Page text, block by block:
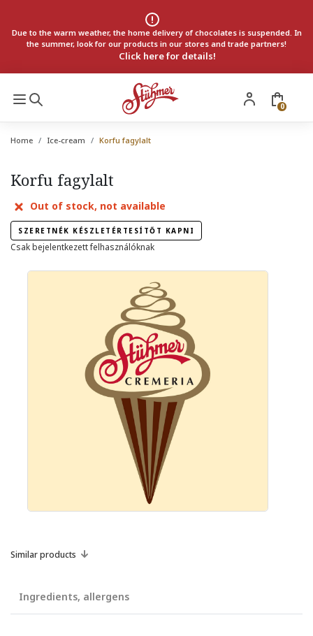
Due to the warm weather, the home delivery of chocolates is suspended. In
the summer, look for our products in our stores and trade partners!
Click here for details!
0
Home Ice-cream Korfu fagylalt
Korfu fagylalt
Out of stock, not available
SZERETNÉK KÉSZLETÉRTESÍTŐT KAPNI
Csak bejelentkezett felhasználóknak
Similar products
Ingredients, allergens